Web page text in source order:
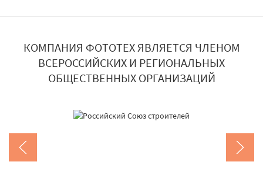
КОМПАНИЯ ФОТОТЕХ ЯВЛЯЕТСЯ ЧЛЕНОМ
ВСЕРОССИЙСКИХ И РЕГИОНАЛЬНЫХ
ОБЩЕСТВЕННЫХ ОРГАНИЗАЦИЙ